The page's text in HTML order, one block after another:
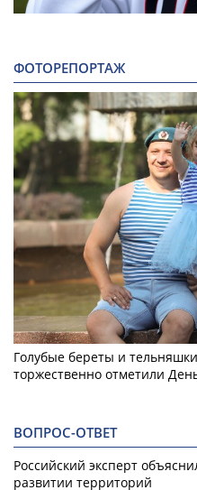
ФОТОРЕПОРТАЖ
Голубые береты и
торжественно отметили
ВОПРОС-ОТВЕТ
Российский эксперт
развитии территорий